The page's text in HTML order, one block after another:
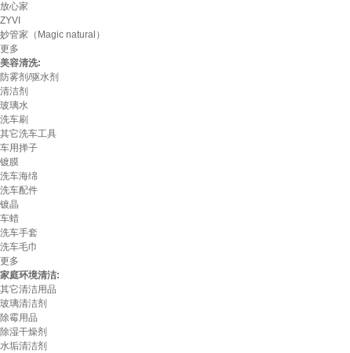
放心家
ZYVI
妙管家（Magic natural）
更多
美容清洗:
防雾剂/驱水剂
清洁剂
玻璃水
洗车刷
其它洗车工具
车用掸子
镀膜
洗车海绵
洗车配件
镀晶
车蜡
洗车手套
洗车毛巾
更多
家庭环境清洁:
其它清洁用品
玻璃清洁剂
除霉用品
除湿干燥剂
水垢清洁剂